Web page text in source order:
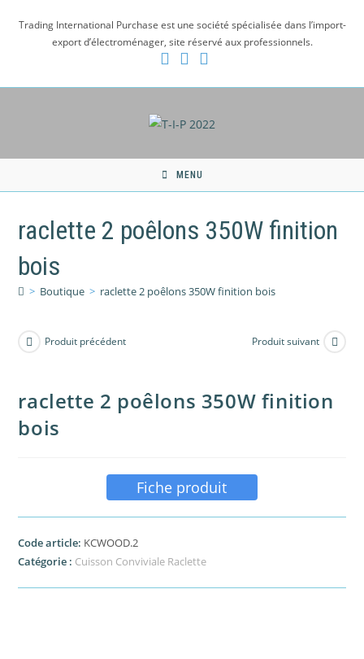
Trading International Purchase est une société spécialisée dans l’import-
export d’électroménager, site réservé aux professionnels.
MENU
raclette 2 poêlons 350W finition
bois
> Boutique > raclette 2 poêlons 350W finition bois
Produit précédent Produit suivant
raclette 2 poêlons 350W finition
bois
Fiche produit
Code article: KCWOOD.2
Catégorie : Cuisson Conviviale Raclette